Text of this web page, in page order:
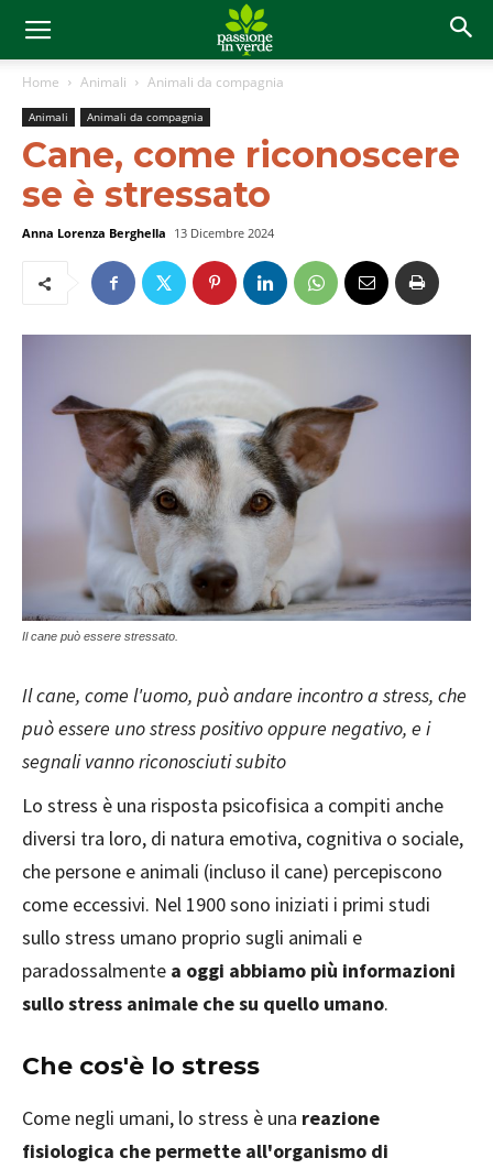
Home Animali Animali da compagnia
Animali Animali da compagnia
Cane, come riconoscere
se è stressato
Anna Lorenza Berghella 13 Dicembre 2024
Il cane può essere stressato.
Il cane, come l'uomo, può andare incontro a stress, che
può essere uno stress positivo oppure negativo, e i
segnali vanno riconosciuti subito
Lo stress è una risposta psicofisica a compiti anche
diversi tra loro, di natura emotiva, cognitiva o sociale,
che persone e animali (incluso il cane) percepiscono
come eccessivi. Nel 1900 sono iniziati i primi studi
sullo stress umano proprio sugli animali e
paradossalmente a oggi abbiamo più informazioni
sullo stress animale che su quello umano.
Che cos'è lo stress
Come negli umani, lo stress è una reazione
fisiologica che permette all'organismo di